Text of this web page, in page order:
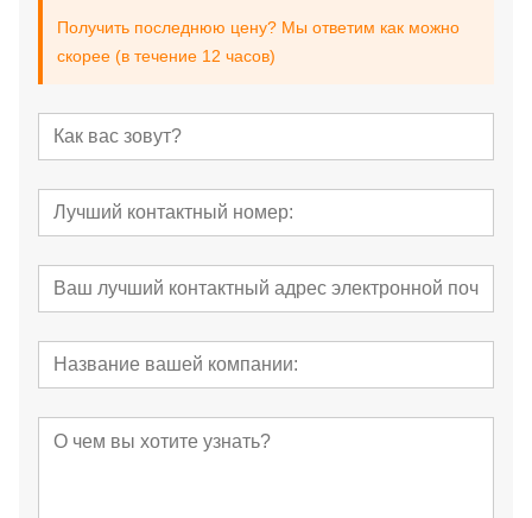
Получить последнюю цену? Мы ответим как можно
скорее (в течение 12 часов)